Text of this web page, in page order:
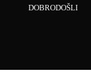
DOBRODOŠLI